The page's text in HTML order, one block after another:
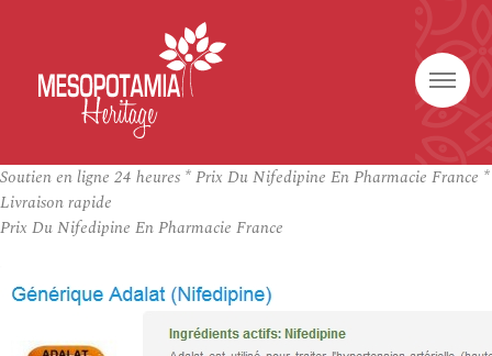
Soutien en ligne 24 heures * Prix Du Nifedipine En Pharmacie France *
Livraison rapide
Prix Du Nifedipine En Pharmacie France